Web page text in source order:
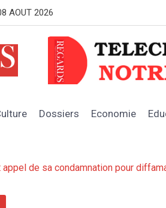
AOUT 2026
Dossiers Economie
appel de sa condamnation pour